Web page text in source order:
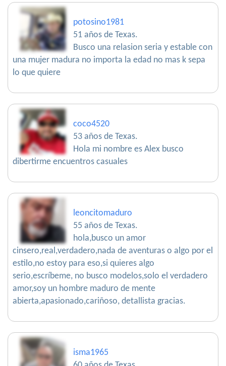
potosino1981
51 años de Texas.
Busco una relasion seria y estable con
una mujer madura no importa la edad no mas k sepa
lo que quiere
coco4520
53 años de Texas.
Hola mi nombre es Alex busco
dibertirme encuentros casuales
leoncitomaduro
55 años de Texas.
hola,busco un amor
cinsero,real,verdadero,nada de aventuras o algo por el
estilo,no estoy para eso,si quieres algo
serio,escríbeme, no busco modelos,solo el verdadero
amor,soy un hombre maduro de mente
abierta,apasionado,cariñoso, detallista gracias.
isma1965